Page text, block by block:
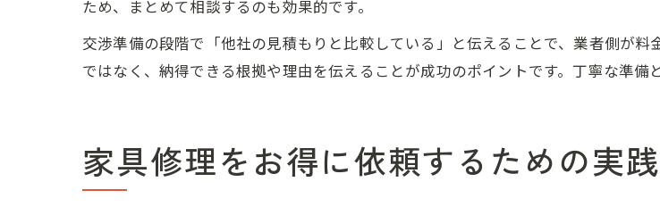
ため、まとめて相談するのも効果的です。
交渉準備の段階で「他社の見積もりと比較している」と伝えることで、業者側が
ではなく、納得できる根拠や理由を伝えることが成功のポイントです。丁寧な準備
家具修理をお得に依頼するための実